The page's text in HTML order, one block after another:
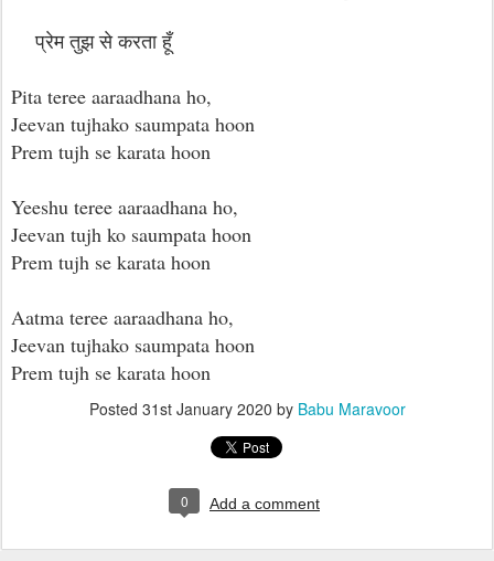
प्रेम तुझ से करता हूँ
Pita teree aaraadhana ho,
Jeevan tujhako saumpata hoon
Prem tujh se karata hoon
Yeeshu teree aaraadhana ho,
Jeevan tujh ko saumpata hoon
Prem tujh se karata hoon
Aatma teree aaraadhana ho,
Jeevan tujhako saumpata hoon
Prem tujh se karata hoon
Posted 31st January 2020 by Babu Maravoor
0 Add a comment